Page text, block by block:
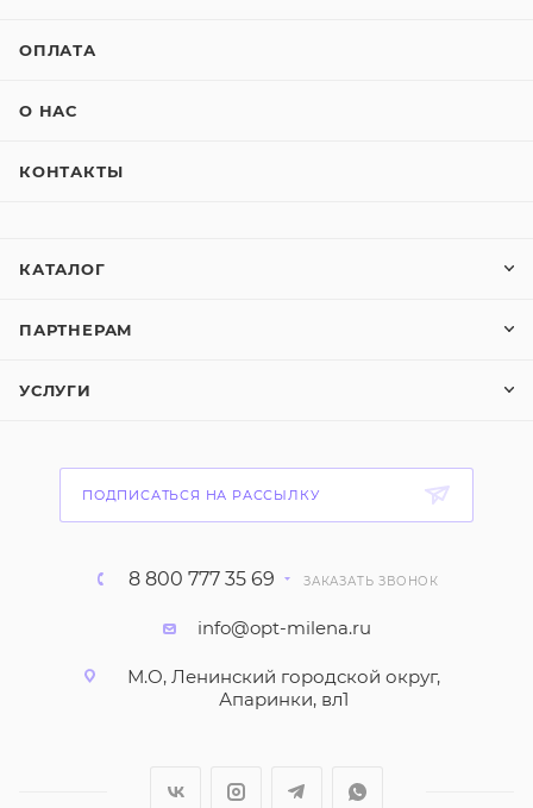
ОПЛАТА
О НАС
КОНТАКТЫ
КАТАЛОГ
ПАРТНЕРАМ
УСЛУГИ
ПОДПИСАТЬСЯ НА РАССЫЛКУ
8 800 777 35 69 ЗАКАЗАТЬ ЗВОНОК
info@opt-milena.ru
М.О, Ленинский городской округ,
Апаринки, вл1